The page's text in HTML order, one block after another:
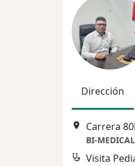
Dirección
Carrera
BI-
Visita